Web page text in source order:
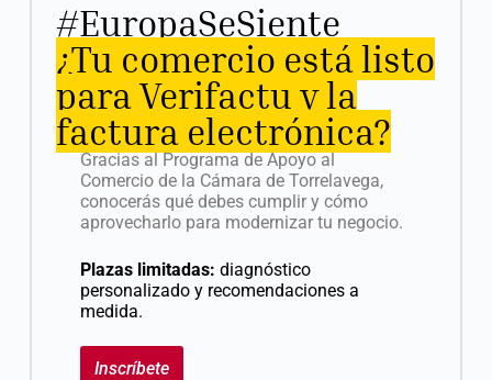
#EuropaSeSiente
¿Tu comercio está listo
para Verifactu y la
factura electrónica?
Gracias al Programa de Apoyo al
Comercio de la Cámara de Torrelavega,
conocerás qué debes cumplir y cómo
aprovecharlo para modernizar tu negocio.
Plazas limitadas: diagnóstico
personalizado y recomendaciones a
medida.
Inscríbete